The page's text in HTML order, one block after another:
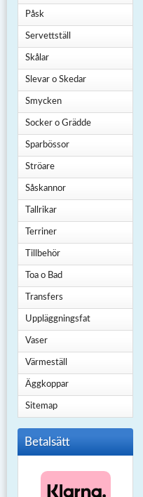
Påsk
Servettställ
Skålar
Slevar o Skedar
Smycken
Socker o Grädde
Sparbössor
Ströare
Såskannor
Tallrikar
Terriner
Tillbehör
Toa o Bad
Transfers
Uppläggningsfat
Vaser
Värmeställ
Äggkoppar
Sitemap
Betalsätt